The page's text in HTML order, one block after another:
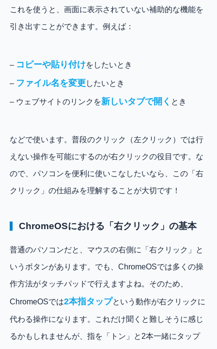
これを使うと、画面に表示されていない補助的な機能を
引き出すことができます。例えば：
– コピーや貼り付けをしたいとき
– ファイル名を変更したいとき
– ウェブサイトのリンクを新しいタブで開く とき
などで使います。普段のクリック（左クリック）では行
えない操作を可能にするのが右クリックの役目です。な
ので、パソコンを便利に使いこなしたいなら、この「右
クリック」の仕組みを理解することが大切です！
ChromeOSにおける「右クリック」の基本
普通のパソコンだと、マウスの右側に「右クリック」と
いうボタンがあります。でも、ChromeOSでは多くの操
作方法がタッチパッドで行えますよね。そのため、
ChromeOSでは2本指タップという動作が右クリックに
代わる操作になります。これだけ聞くと難しそうに感じ
るかもしれませんが、指を「トン」と2本一緒にタップ